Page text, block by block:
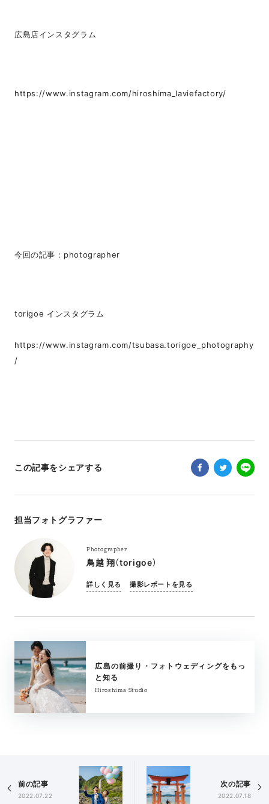
広島店インスタグラム
https://www.instagram.com/hiroshima_laviefactory/
今回の記事 : photographer
torigoe インスタグラム
https://www.instagram.com/tsubasa.torigoe_photography
/
この記事をシェアする
担当フォトグラファー
Photographer
鳥越 翔（torigoe）
詳しく見る 撮影レポートを見る
広島の前撮り・フォトウェディングをもっ
と知る
Hiroshima Studio
前の記事
2022.07.22
次の記事
2022.07.18